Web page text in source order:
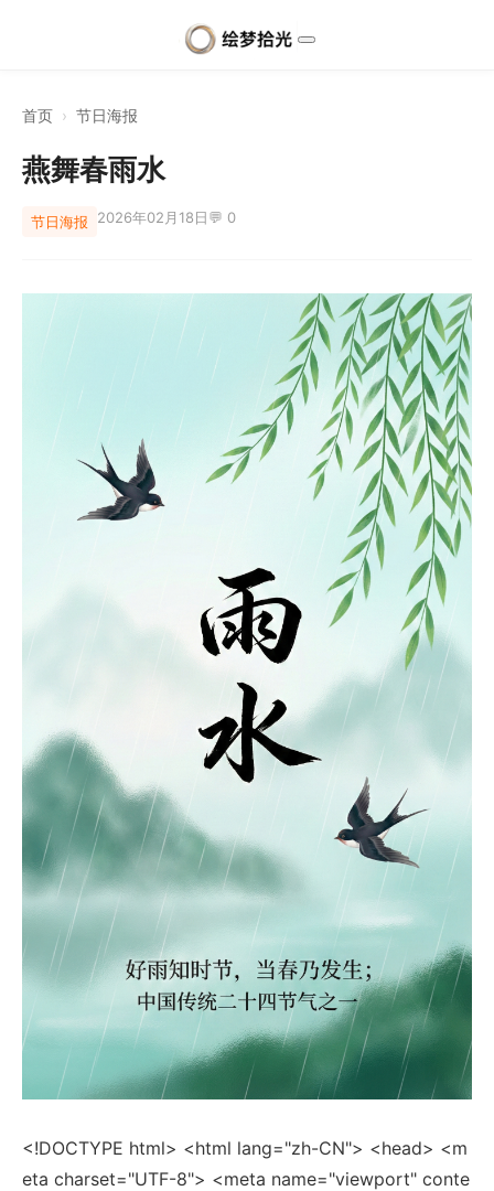
首页 › 节日海报
燕舞春雨水
节日海报 2026年02月18日💬 0
<!DOCTYPE html> <html lang="zh-CN"> <head> <m
eta charset="UTF-8"> <meta name="viewport" conte